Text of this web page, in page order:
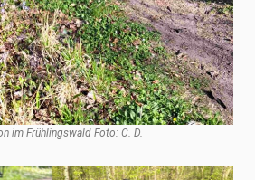
im Frühlingswald Foto: C. D.